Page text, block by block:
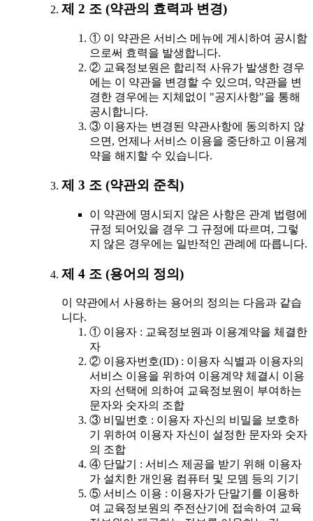
제 2 조 (약관의 효력과 변경)
① 이 약관은 서비스 메뉴에 게시하여 공시함
으로써 효력을 발생합니다.
② 교육정보원은 합리적 사유가 발생한 경우
에는 이 약관을 변경할 수 있으며, 약관을 변
경한 경우에는 지체없이 "공지사항"을 통해
공시합니다.
③ 이용자는 변경된 약관사항에 동의하지 않
으면, 언제나 서비스 이용을 중단하고 이용계
약을 해지할 수 있습니다.
제 3 조 (약관외 준칙)
이 약관에 명시되지 않은 사항은 관계 법령에
규정 되어있을 경우 그 규정에 따르며, 그렇
지 않은 경우에는 일반적인 관례에 따릅니다.
제 4 조 (용어의 정의)
이 약관에서 사용하는 용어의 정의는 다음과 같습
니다.
① 이용자 : 교육정보원과 이용계약을 체결한
자
② 이용자번호(ID) : 이용자 식별과 이용자의
서비스 이용을 위하여 이용계약 체결시 이용
자의 선택에 의하여 교육정보원이 부여하는
문자와 숫자의 조합
③ 비밀번호 : 이용자 자신의 비밀을 보호하
기 위하여 이용자 자신이 설정한 문자와 숫자
의 조합
④ 단말기 : 서비스 제공을 받기 위해 이용자
가 설치한 개인용 컴퓨터 및 모뎀 등의 기기
⑤ 서비스 이용 : 이용자가 단말기를 이용하
여 교육정보원의 주전산기에 접속하여 교육